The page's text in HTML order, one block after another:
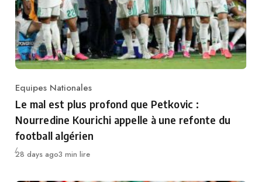
Category
Equipes Nationales
Le mal est plus profond que Petkovic :
Nourredine Kourichi appelle à une refonte du
football algérien
Publié
28 days ago3 min lire